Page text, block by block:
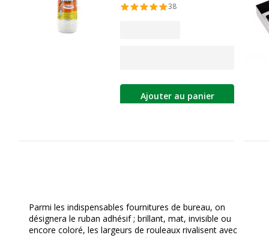
38
Ajouter au panier
Parmi les indispensables fournitures de bureau, on
désignera le ruban adhésif ; brillant, mat, invisible ou
encore coloré, les largeurs de rouleaux rivalisent avec